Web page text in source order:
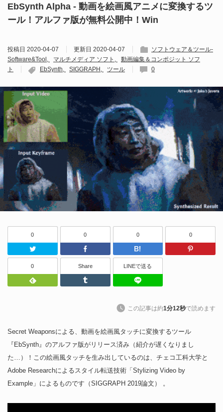
EbSynth Alpha - 動画を絵画風アニメに変換するツ
ール！アルファ版が無料公開中！Win
投稿日 2020-04-07 更新日 2020-04-07
ソフトウェア＆ツール-
Software&Tool
マルチメディア ソフト
動画編集＆コンポジット ソフ
ト
EbSynth SIGGRAPH ツール 0
0
Twitter
0
Facebook
0
はてなブッ
0
0
Feedly
Share
Tumblr
LINEで送る
この記事は約1分12秒で読めます
Secret Weaponsによる、動画を絵画風タッチに変換するツール
『EbSynth』のアルファ版がリリース済み（紹介が遅くなりまし
た…）！この絵画風タッチを生み出しているのは、チェコ工科大学と
Adobe Researchによるスタイル転送技術「Stylizing Video by
Example」によるものです（SIGGRAPH 2019論文） 。